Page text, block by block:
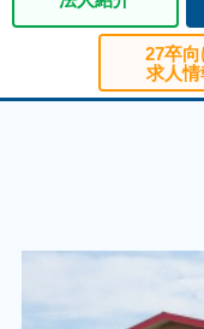
27卒向
求人情